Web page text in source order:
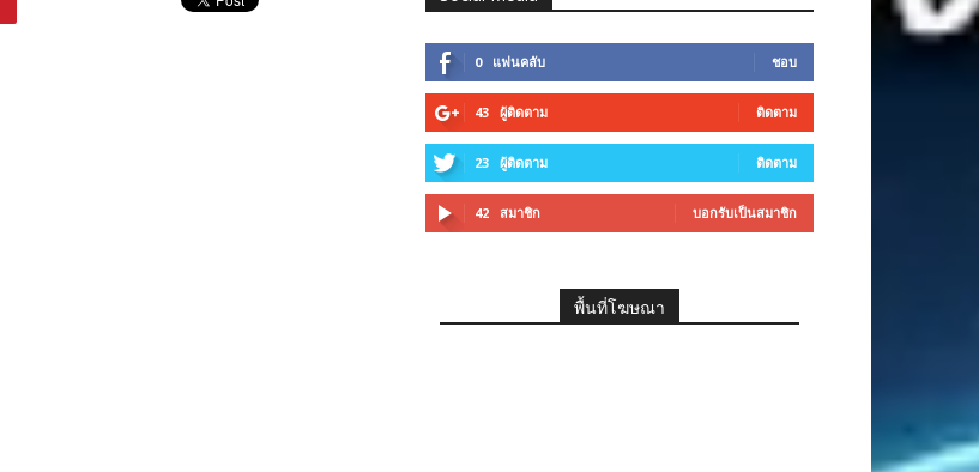
0 แฟนคลับ ชอบ
43 ผู้ติดตาม ติดตาม
23 ผู้ติดตาม ติดตาม
42 สมาชิก บอกรับเป็นสมาชิก
พื้นที่โฆษณา